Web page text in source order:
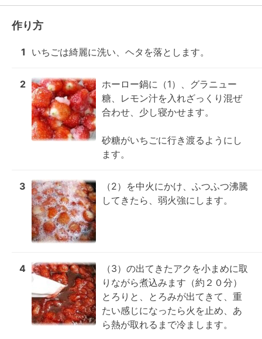
作り方
1 いちごは綺麗に洗い、ヘタを落とします。
2
ホーロー鍋に（1）、グラニュー
糖、レモン汁を入れざっくり混ぜ
合わせ、少し寝かせます。
砂糖がいちごに行き渡るようにし
ます。
3
（2）を中火にかけ、ふつふつ沸騰
してきたら、弱火強にします。
4
（3）の出てきたアクを小まめに取
りながら煮込みます（約２０分）
とろりと、とろみが出てきて、重
たい感じになったら火を止め、あ
ら熱が取れるまで冷まします。